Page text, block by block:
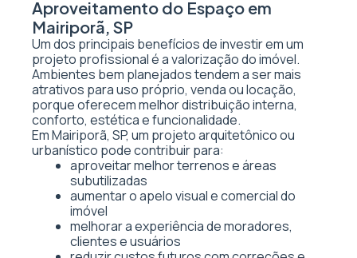
Aproveitamento do Espaço em
Mairiporã, SP
Um dos principais benefícios de investir em um
projeto profissional é a valorização do imóvel.
Ambientes bem planejados tendem a ser mais
atrativos para uso próprio, venda ou locação,
porque oferecem melhor distribuição interna,
conforto, estética e funcionalidade.
Em Mairiporã, SP, um projeto arquitetônico ou
urbanístico pode contribuir para:
aproveitar melhor terrenos e áreas
subutilizadas
aumentar o apelo visual e comercial do
imóvel
melhorar a experiência de moradores,
clientes e usuários